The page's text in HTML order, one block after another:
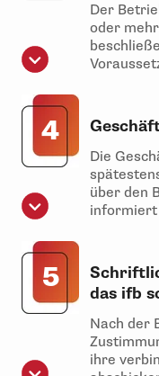
Der
oder
4
Die
über den
informiert
5
das ifb
Nach der
ihre